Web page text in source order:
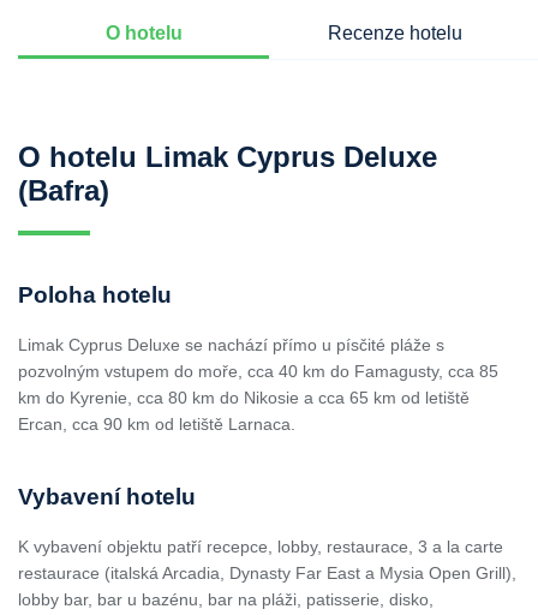
O hotelu Recenze hotelu
O hotelu Limak Cyprus Deluxe
(Bafra)
Poloha hotelu
Limak Cyprus Deluxe se nachází přímo u písčité pláže s
pozvolným vstupem do moře, cca 40 km do Famagusty, cca 85
km do Kyrenie, cca 80 km do Nikosie a cca 65 km od letiště
Ercan, cca 90 km od letiště Larnaca.
Vybavení hotelu
K vybavení objektu patří recepce, lobby, restaurace, 3 a la carte
restaurace (italská Arcadia, Dynasty Far East a Mysia Open Grill),
lobby bar, bar u bazénu, bar na pláži, patisserie, disko,